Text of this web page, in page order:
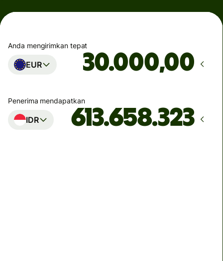
Anda mengirimkan tepat
EUR ,00
Penerima mendapatkan
IDR